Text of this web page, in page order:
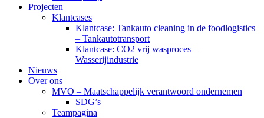
Projecten
Klantcases
Klantcase: Tankauto cleaning in de foodlogistics
– Tankautotransport
Klantcase: CO2 vrij wasproces –
Wasserijindustrie
Nieuws
Over ons
MVO – Maatschappelijk verantwoord ondernemen
SDG’s
Teampagina